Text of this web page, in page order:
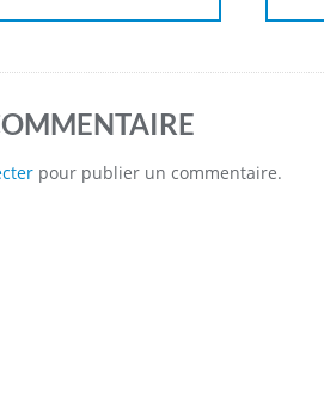
pour publier un commentaire.